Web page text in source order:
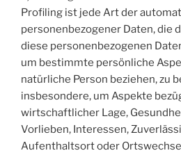
Profiling ist jede Art der
personenbezogener Daten, die
diese personenbezogenen
um bestimmte persönliche
natürliche Person beziehen, zu
insbesondere, um Aspekte
wirtschaftlicher Lage,
Vorlieben, Interessen,
Aufenthaltsort oder